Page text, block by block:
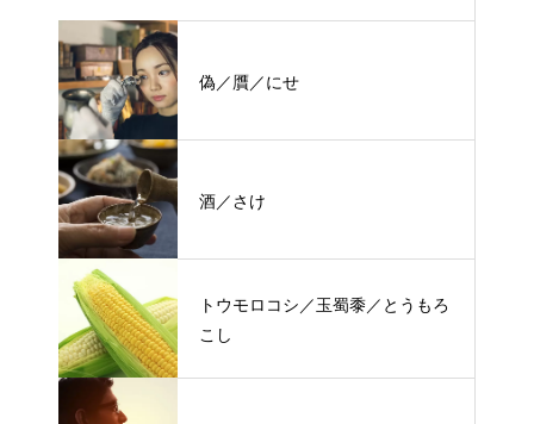
偽／贋／にせ
酒／さけ
トウモロコシ／玉蜀黍／とうもろ
こし